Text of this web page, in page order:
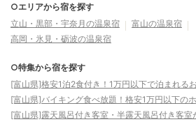
○エリアから宿を探す
立山・黒部・宇奈月の温泉宿
富山の温泉宿
高岡・氷見・砺波の温泉宿
○特集から宿を探す
[富山県]格安1泊2食付き！1万円以下で泊まれる
[富山県]バイキング食べ放題！格安1万円以下の
[富山県]露天風呂付き客室・半露天風呂付き客室